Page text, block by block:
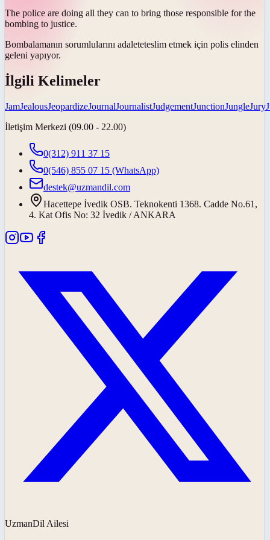
The police are doing all they can to bring those responsible for the
bombing to justice.
Bombalamanın sorumlularını adaleteteslim etmek için polis elinden
geleni yapıyor.
İlgili Kelimeler
JamJealousJeopardizeJournalJournalistJudgementJunctionJungleJury
İletişim Merkezi (09.00 - 22.00)
0(312) 911 37 15
0(546) 855 07 15 (WhatsApp)
destek@uzmandil.com
Hacettepe İvedik OSB. Teknokenti 1368. Cadde No.61,
4. Kat Ofis No: 32 İvedik / ANKARA
UzmanDil Ailesi